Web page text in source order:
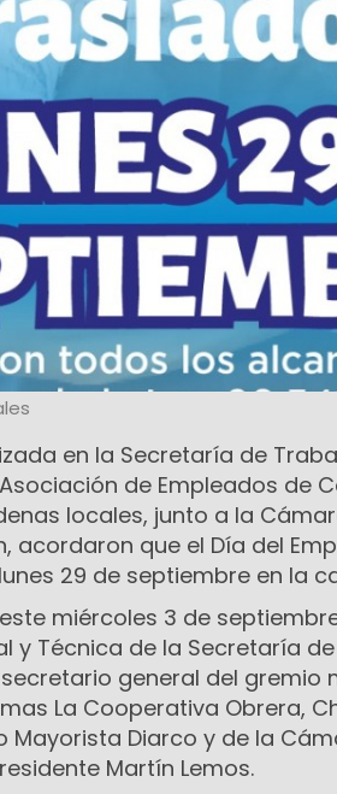
en la Secretaría de
de Empleados de
locales, junto a la
acordaron que el Día del
29 de septiembre en la
miércoles 3 de
y Técnica de la Secretaría
general del gremio
La Cooperativa Obrera,
Mayorista Diarco y de la
Martín Lemos.